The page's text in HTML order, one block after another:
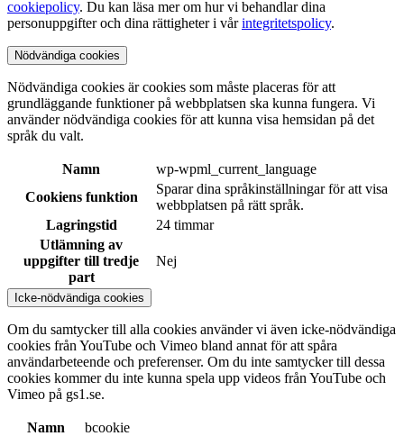
cookiepolicy. Du kan läsa mer om hur vi behandlar dina
personuppgifter och dina rättigheter i vårintegritetspolicy.
Nödvändiga cookies
Nödvändiga cookies är cookies som måste placeras för att
grundläggande funktioner på webbplatsen ska kunna fungera. Vi
använder nödvändiga cookies för att kunna visa hemsidan på det
språk du valt.
Namn
wp-wpml_current_language
Cookiens funktion
Sparar dina språkinställningar för att visa
webbplatsen på rätt språk.
Lagringstid
24 timmar
Utlämning av
uppgifter till tredje
part
Nej
Icke-nödvändiga cookies
Om du samtycker till alla cookies använder vi även icke-nödvändiga
cookies från YouTube och Vimeo bland annat för att spåra
användarbeteende och preferenser. Om du inte samtycker till dessa
cookies kommer du inte kunna spela upp videos från YouTube och
Vimeo på gs1.se.
Namn bcookie